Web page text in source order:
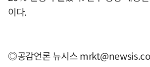
이다.
◎공감언론 뉴시스